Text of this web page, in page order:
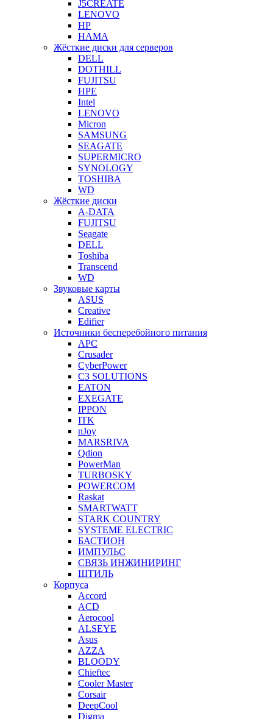
J5CREATE
LENOVO
HP
HAMA
Жёсткие диски для серверов
DELL
DOTHILL
FUJITSU
HPE
Intel
LENOVO
Micron
SAMSUNG
SEAGATE
SUPERMICRO
SYNOLOGY
TOSHIBA
WD
Жёсткие диски
A-DATA
FUJITSU
Seagate
DELL
Toshiba
Transcend
WD
Звуковые карты
ASUS
Creative
Edifier
Источники бесперебойного питания
APC
Crusader
CyberPower
C3 SOLUTIONS
EATON
EXEGATE
IPPON
ITK
nJoy
MARSRIVA
Qdion
PowerMan
TURBOSKY
POWERCOM
Raskat
SMARTWATT
STARK COUNTRY
SYSTEME ELECTRIC
БАСТИОН
ИМПУЛЬС
СВЯЗЬ ИНЖИНИРИНГ
ШТИЛЬ
Корпуса
Accord
ACD
Aerocool
ALSEYE
Asus
AZZA
BLOODY
Chieftec
Cooler Master
Corsair
DeepCool
Digma